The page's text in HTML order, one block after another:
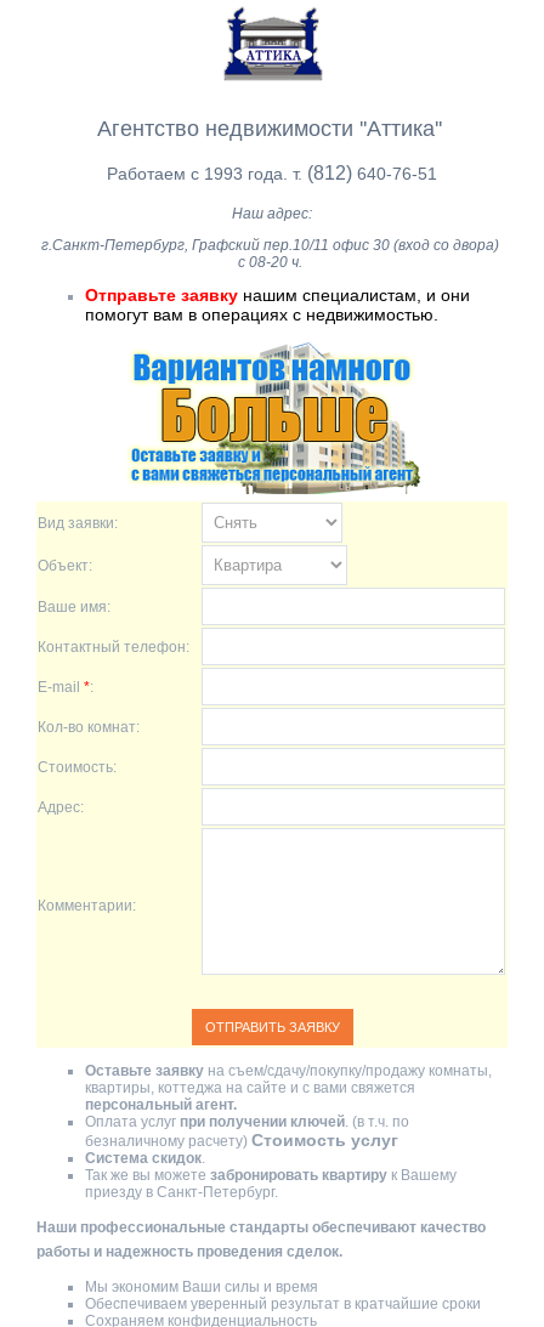
Агентство недвижимости ''Аттика''
Работаем с 1993 года. т. (812) 640-76-51
Наш адрес:
г.Санкт-Петербург, Графский пер.10/11 офис 30 (вход со двора)
с 08-20 ч.
Отправьте заявку нашим специалистам, и они
помогут вам в операциях с недвижимостью.
Вид заявки:
Объект:
Ваше имя:
Контактный телефон:
E-mail *:
Кол-во комнат:
Стоимость:
Адрес:
Комментарии:
Оставьте заявку на съем/сдачу/покупку/продажу комнаты,
квартиры, коттеджа на сайте и с вами свяжется
персональный агент.
Оплата услуг при получении ключей . (в т.ч. по
безналичному расчету) Стоимость услуг
Система скидок
Так же вы можете забронировать квартиру к Вашему
приезду в Санкт-Петербург.
Наши профессиональные стандарты обеспечивают качество
работы и надежность проведения сделок.
Мы экономим Ваши силы и время
Обеспечиваем уверенный результат в кратчайшие сроки
Сохраняем конфиденциальность